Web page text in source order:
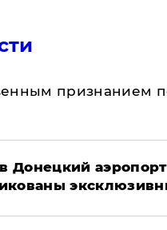
признанием
Донецкий